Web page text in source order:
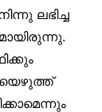
ലഭിച്ച